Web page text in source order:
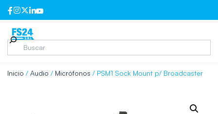
Inicio / Audio / Micrófonos / PSM1 Sock Mount p/ Broadcaster